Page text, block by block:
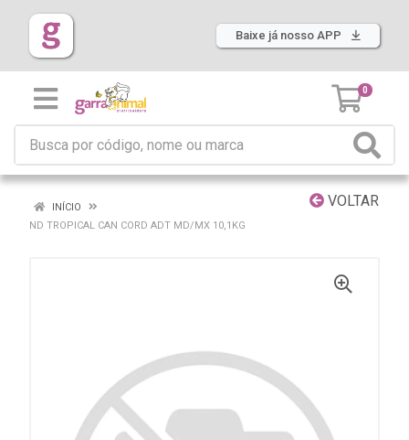
Baixe já nosso APP
0
VOLTAR
INÍCIO
ND TROPICAL CAN CORD ADT MD/MX 10,1KG